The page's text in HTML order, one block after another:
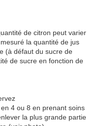
de citron peut varier
la quantité de jus
(à défaut du sucre de
de sucre en fonction de
4 ou 8 en prenant soins
la plus grande partie